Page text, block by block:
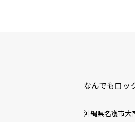
なんでもロッ
沖縄県名護市大